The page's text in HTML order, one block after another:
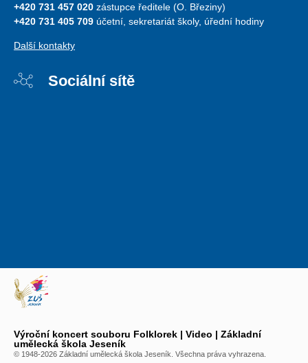
+420 731 457 020 zástupce ředitele (O. Březiny)
+420 731 405 709 účetní, sekretariát školy, úřední hodiny
Další kontakty
Sociální sítě
Výroční koncert souboru Folklorek | Video | Základní
umělecká škola Jeseník
© 1948-2026 Základní umělecká škola Jeseník. Všechna práva vyhrazena.